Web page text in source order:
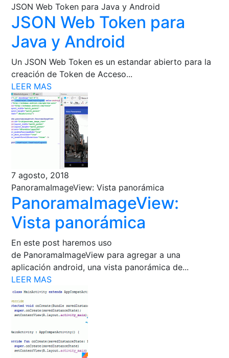
JSON Web Token para Java y Android
JSON Web Token para
Java y Android
Un JSON Web Token es un estandar abierto para la
creación de Token de Acceso...
LEER MAS
7 agosto, 2018
PanoramaImageView: Vista panorámica
PanoramaImageView:
Vista panorámica
En este post haremos uso
de PanoramaImageView para agregar a una
aplicación android, una vista panorámica de...
LEER MAS